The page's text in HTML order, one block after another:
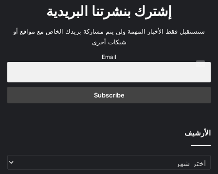
إشترك بنشرتنا البريدية
ستستقبل فقط الأخبار المهمة ولن يتم مشاركة بريدك الخاص مع مواقع أو
شبكات أخرى
Email
الأرشيف
الأرشيف